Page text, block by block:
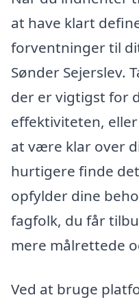
at have klart
forventninger til
Sønder Sejerslev.
der er vigtigst for
effektiviteten,
at være klar over
hurtigere finde
opfylder dine
fagfolk, du får
mere målrettede
Ved at bruge